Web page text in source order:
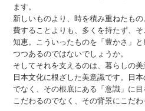
ます。
新しいものより、時を積み重ねたも
費することよりも、多くを持たず、
知恵。こういったものを「豊かさ」
つつあるのではないでしょうか。
そしてそれを支えるのは、暮らしの
日本文化に根ざした美意識です。日
でなく、その根底にある「意識」に
こだわるのでなく、その背景にこだわ